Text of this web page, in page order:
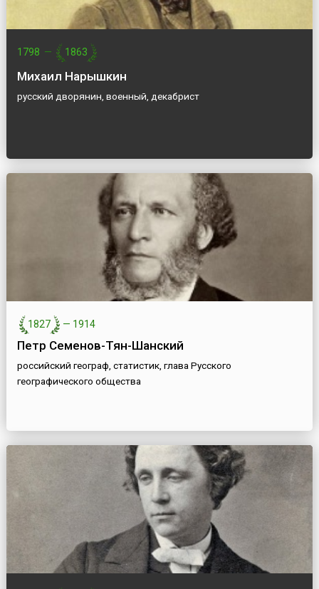
1798 — 1863
Михаил Нарышкин
русский дворянин, военный, декабрист
1827 — 1914
Петр Семенов-Тян-Шанский
российский географ, статистик, глава Русского
географического общества